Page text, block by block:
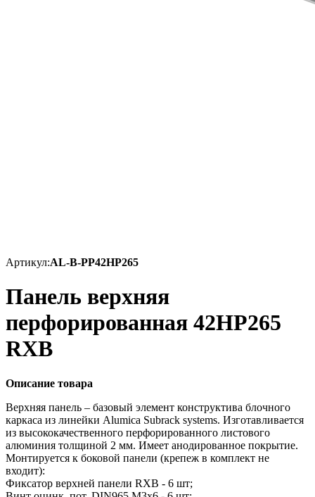
Артикул:AL-B-PP42HP265
Панель верхняя
перфорированная 42HP265
RXB
Описание товара
Верхняя панель – базовый элемент конструктива блочного
каркаса из линейки Alumica Subrack systems. Изготавливается
из высококачественного перфорированного листового
алюминия толщиной 2 мм. Имеет анодированное покрытие.
Монтируется к боковой панели (крепеж в комплект не
входит):
Фиксатор верхней панели RXB - 6 шт;